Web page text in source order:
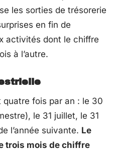
les sorties de trésorerie
en fin de
activités dont le chiffre
à l’autre.
fois par an : le 30
le 31 juillet, le 31
l’année suivante. Le
trois mois de chiffre